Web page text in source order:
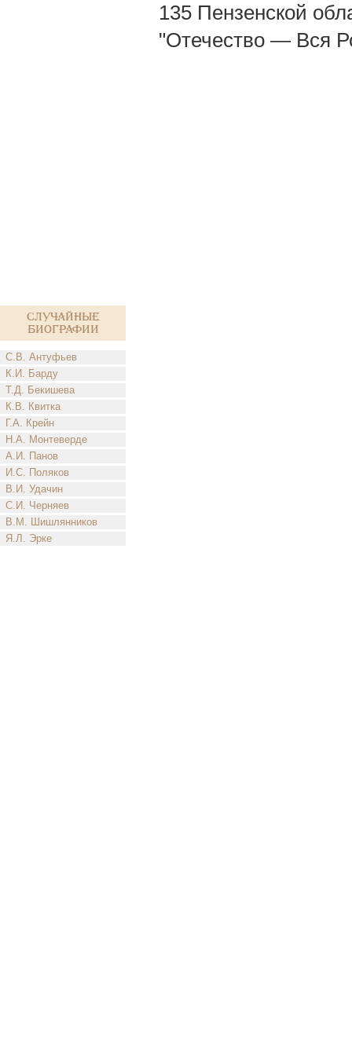
Случайные
биографии
С.В. Антуфьев
К.И. Барду
Т.Д. Бекишева
К.В. Квитка
Г.А. Крейн
Н.А. Монтеверде
А.И. Панов
И.С. Поляков
В.И. Удачин
С.И. Черняев
В.М. Шишлянников
Я.Л. Эрке
135 Пензенской
"Отечество — Вся